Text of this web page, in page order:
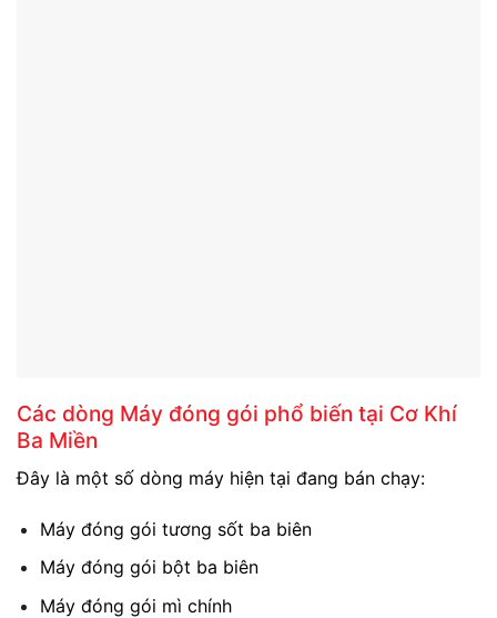
Các dòng Máy đóng gói phổ biến tại Cơ Khí
Ba Miền
Đây là một số dòng máy hiện tại đang bán chạy:
Máy đóng gói tương sốt ba biên
Máy đóng gói bột ba biên
Máy đóng gói mì chính